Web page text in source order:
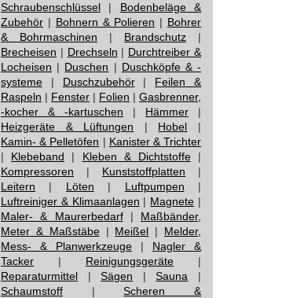
Schraubenschlüssel | Bodenbeläge &
Zubehör | Bohnern & Polieren | Bohrer
& Bohrmaschinen | Brandschutz |
Brecheisen | Drechseln | Durchtreiber &
Locheisen | Duschen | Duschköpfe & -
systeme | Duschzubehör| Feilen &
Raspeln | Fenster | Folien | Gasbrenner,
-kocher & -kartuschen | Hämmer |
Heizgeräte & Lüftungen | Hobel |
Kamin- & Pelletöfen | Kanister & Trichter
| Klebeband | Kleben & Dichtstoffe|
Kompressoren | Kunststoffplatten |
Leitern | Löten | Luftpumpen |
Luftreiniger & Klimaanlagen | Magnete |
Maler- & Maurerbedarf| Maßbänder,
Meter & Maßstäbe| Meißel | Melder,
Mess- & Planwerkzeuge | Nagler &
Tacker | Reinigungsgeräte |
Reparaturmittel |Sägen |Sauna |
Schaumstoff |Scheren &